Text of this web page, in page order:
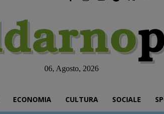
06, Agosto, 2026
ECONOMIA CULTURA SOCIALE